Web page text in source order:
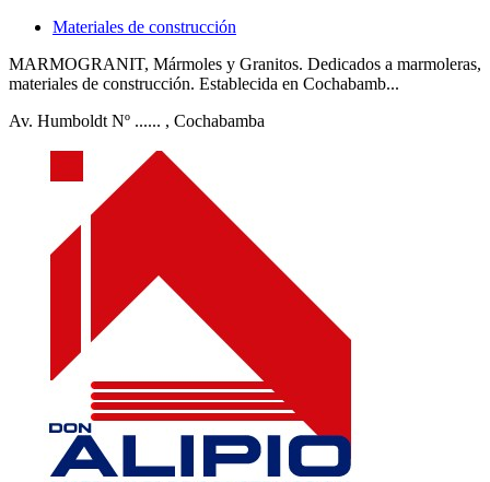
Materiales de construcción
MARMOGRANIT, Mármoles y Granitos. Dedicados a marmoleras,
materiales de construcción. Establecida en Cochabamb...
Av. Humboldt Nº ...... , Cochabamba